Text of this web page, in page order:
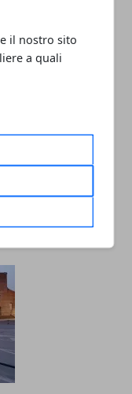
il nostro sito
a quali
hostess